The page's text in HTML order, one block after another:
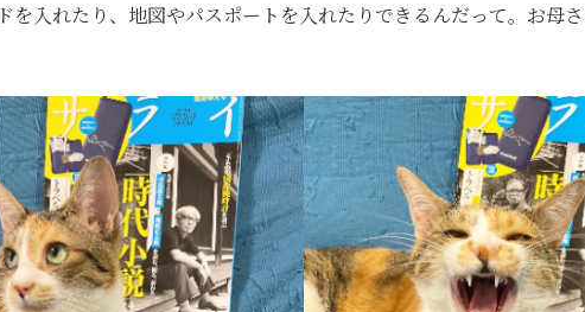
を入れたり、地図やパスポートを入れたりできるんだって。お母